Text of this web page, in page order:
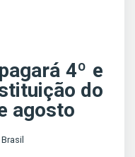
4º e
do
agosto
Brasil